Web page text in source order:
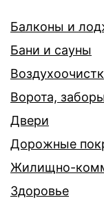
Балконы и
Бани и сауны
Ворота,
Двери
Дорожные
Жилищно-
Здоровье